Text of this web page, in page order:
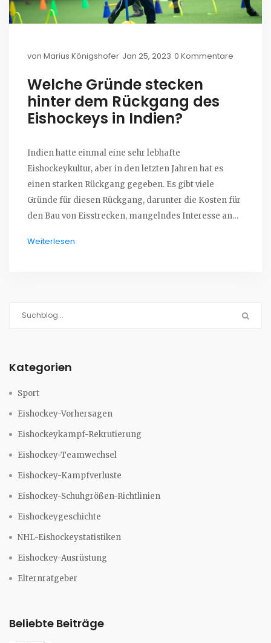
von Marius Königshofer Jan 25, 2023 0 Kommentare
Welche Gründe stecken
hinter dem Rückgang des
Eishockeys in Indien?
Indien hatte einmal eine sehr lebhafte
Eishockeykultur, aber in den letzten Jahren hat es
einen starken Rückgang gegeben. Es gibt viele
Gründe für diesen Rückgang, darunter die Kosten für
den Bau von Eisstrecken, mangelndes Interesse an
Ausstattung. Außerdem sind Klima und Wetter in
Weiterlesen
Kategorien
Sport
Eishockey-Vorhersagen
Eishockeykampf-Rekrutierung
Eishockey-Teamwechsel
Eishockey-Kampfverluste
Eishockey-Schuhgrößen-Richtlinien
Eishockeygeschichte
NHL-Eishockeystatistiken
Eishockey-Ausrüstung
Elternratgeber
Beliebte Beiträge